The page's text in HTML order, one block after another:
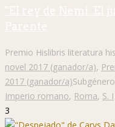
"El rey de Nemi. El
Parente
Premio Hislibris literatura
novel 2017 (ganador/a),
2017 (ganador/a)
Imperio romano, Roma, S. I
3